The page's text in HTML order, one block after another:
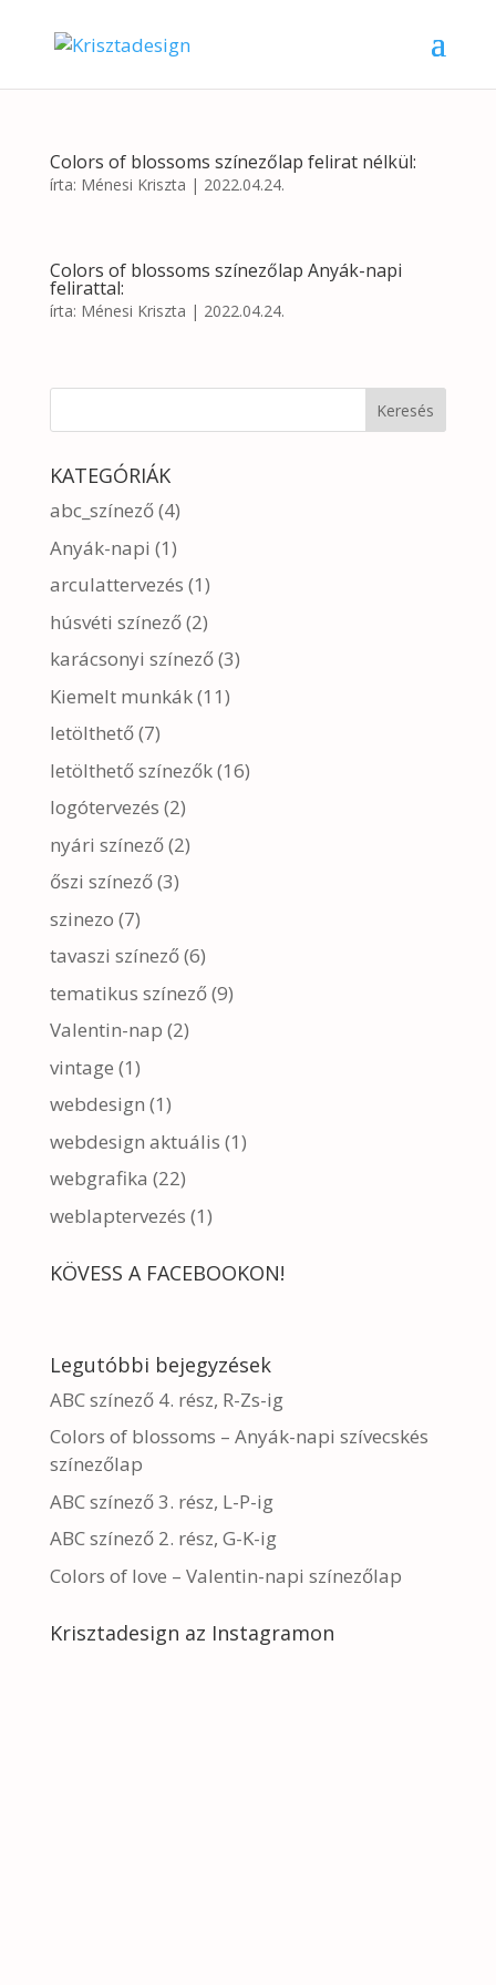
Colors of blossoms színezőlap felirat nélkül:
írta: Ménesi Kriszta | 2022.04.24.
Colors of blossoms színezőlap Anyák-napi
felirattal:
írta: Ménesi Kriszta | 2022.04.24.
KATEGÓRIÁK
abc_színező(4)
Anyák-napi (1)
arculattervezés (1)
húsvéti színező(2)
karácsonyi színező(3)
Kiemelt munkák(11)
letölthető(7)
letölthető színezők(16)
logótervezés (2)
nyári színező(2)
őszi színező(3)
szinezo (7)
tavaszi színező(6)
tematikus színező(9)
Valentin-nap (2)
vintage (1)
webdesign (1)
webdesign aktuális (1)
webgrafika (22)
weblaptervezés (1)
KÖVESS A FACEBOOKON!
Legutóbbi bejegyzések
ABC színező 4. rész, R-Zs-ig
Colors of blossoms – Anyák-napi szívecskés
színezőlap
ABC színező 3. rész, L-P-ig
ABC színező 2. rész, G-K-ig
Colors of love – Valentin-napi színezőlap
Krisztadesign az Instagramon